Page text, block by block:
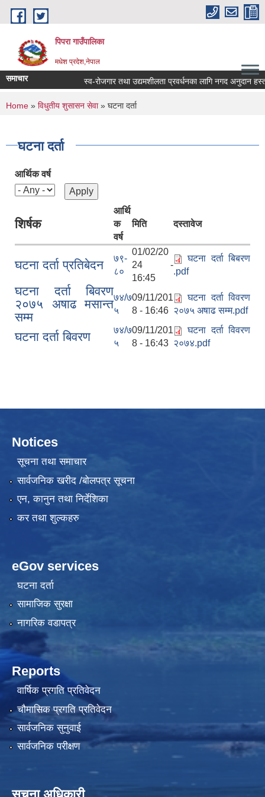
Skip to main content
पिपरा गाउँपालिका
मधेश प्रदेश,नेपाल
समाचार स्व-रोजगार तथा उद्यमशीलता प्रवर्धनका लागि नगद अनुदान
You are here
Home » विधुतीय शुसासन सेवा» घटना दर्ता
घटना दर्ता
आर्थिक वर्ष
शिर्षक
आर्थि
क
वर्ष
मिति दस्तावेज
घटना दर्ता प्रतिबेदन
७९-
८०
01/02/20
24 -
16:45
घटना दर्ता बिबरण
.pdf
घटना दर्ता बिवरण
२०७५ अषाढ मसान्त
सम्म
७४/७
५
09/11/201
8 - 16:46
घटना दर्ता विवरण
२०७५ अषाढ सम्म.pdf
घटना दर्ता बिवरण
७४/७
५
09/11/201
8 - 16:43
घटना दर्ता विवरण
२०७४.pdf
Notices
सूचना तथा समाचार
सार्वजनिक खरीद /बोलपत्र सूचना
एन, कानुन तथा निर्देशिका
कर तथा शुल्कहरु
eGov services
घटना दर्ता
सामाजिक सुरक्षा
नागरिक वडापत्र
Reports
वार्षिक प्रगति प्रतिवेदन
चौमासिक प्रगति प्रतिवेदन
सार्वजनिक सुनुवाई
सार्वजनिक परीक्षण